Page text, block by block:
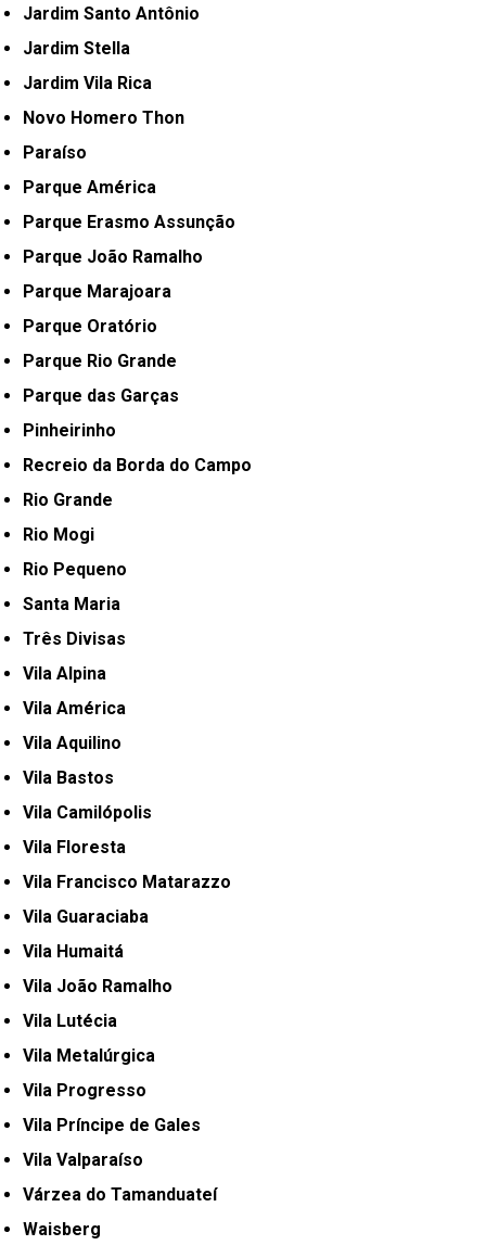
Jardim Santo Antônio
Jardim Stella
Jardim Vila Rica
Novo Homero Thon
Paraíso
Parque América
Parque Erasmo Assunção
Parque João Ramalho
Parque Marajoara
Parque Oratório
Parque Rio Grande
Parque das Garças
Pinheirinho
Recreio da Borda do Campo
Rio Grande
Rio Mogi
Rio Pequeno
Santa Maria
Três Divisas
Vila Alpina
Vila América
Vila Aquilino
Vila Bastos
Vila Camilópolis
Vila Floresta
Vila Francisco Matarazzo
Vila Guaraciaba
Vila Humaitá
Vila João Ramalho
Vila Lutécia
Vila Metalúrgica
Vila Progresso
Vila Príncipe de Gales
Vila Valparaíso
Várzea do Tamanduateí
Waisberg